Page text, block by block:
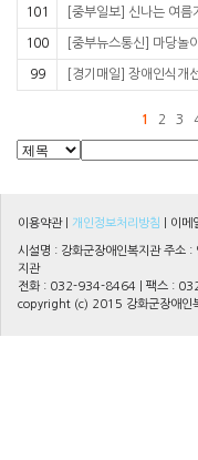
101 [중부일보] 신나는 여름
100 [중부뉴스통신] 마당놀
99 [경기매일] 장애인식개
1 2 3
이용약관| 개인정보처리방침 이메
시설명 : 강화군장애인복지관 주소
지관
전화 : 032-934-8464 | 팩스 :
copyright (c) 2015 강화군장애인